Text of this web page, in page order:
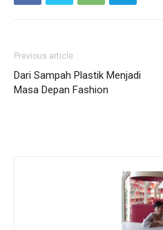
Previous article
Dari Sampah Plastik Menjadi
Masa Depan Fashion